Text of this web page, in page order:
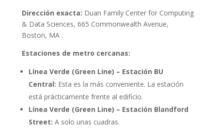
Dirección exacta: Duan Family Center for Computing
& Data Sciences, 665 Commonwealth Avenue,
Boston, MA .
Estaciones de metro cercanas:
Línea Verde (Green Line) – Estación BU
Central: Esta es la más conveniente. La estación
está prácticamente frente al edificio.
Línea Verde (Green Line) – Estación Blandford
Street: A solo unas cuadras.